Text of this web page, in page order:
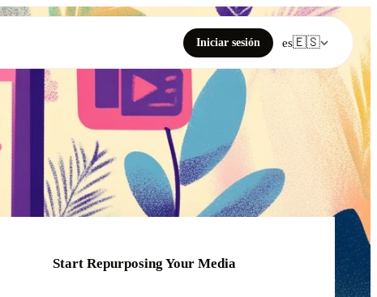
Iniciar sesión es🇪🇸
Start Repurposing Your Media